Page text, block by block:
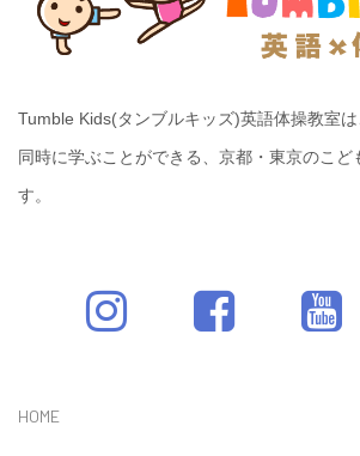
Tumble Kids(タンブルキッズ)英語体操教室
同時に学ぶことができる、京都・東京のこど
す。
HOME